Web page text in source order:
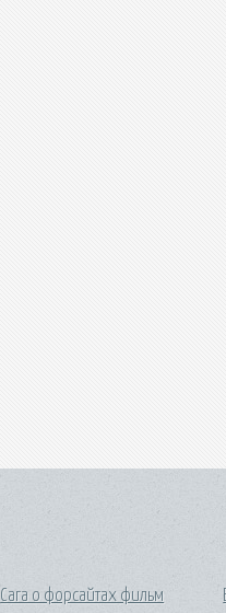
Сага о форсайтах фильм